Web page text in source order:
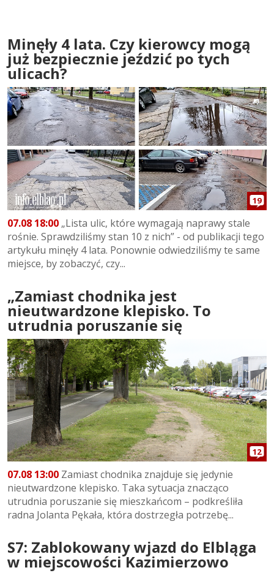
Minęły 4 lata. Czy kierowcy mogą
już bezpiecznie jeździć po tych
ulicach?
19
07.08 18:00 „Lista ulic, które wymagają naprawy stale
rośnie. Sprawdziliśmy stan 10 z nich” - od publikacji tego
artykułu minęły 4 lata. Ponownie odwiedziliśmy te same
miejsce, by zobaczyć, czy...
„Zamiast chodnika jest
nieutwardzone klepisko. To
utrudnia poruszanie się
12
07.08 13:00 Zamiast chodnika znajduje się jedynie
nieutwardzone klepisko. Taka sytuacja znacząco
utrudnia poruszanie się mieszkańcom – podkreśliła
radna Jolanta Pękała, która dostrzegła potrzebę...
S7: Zablokowany wjazd do Elbląga
w miejscowości Kazimierzowo